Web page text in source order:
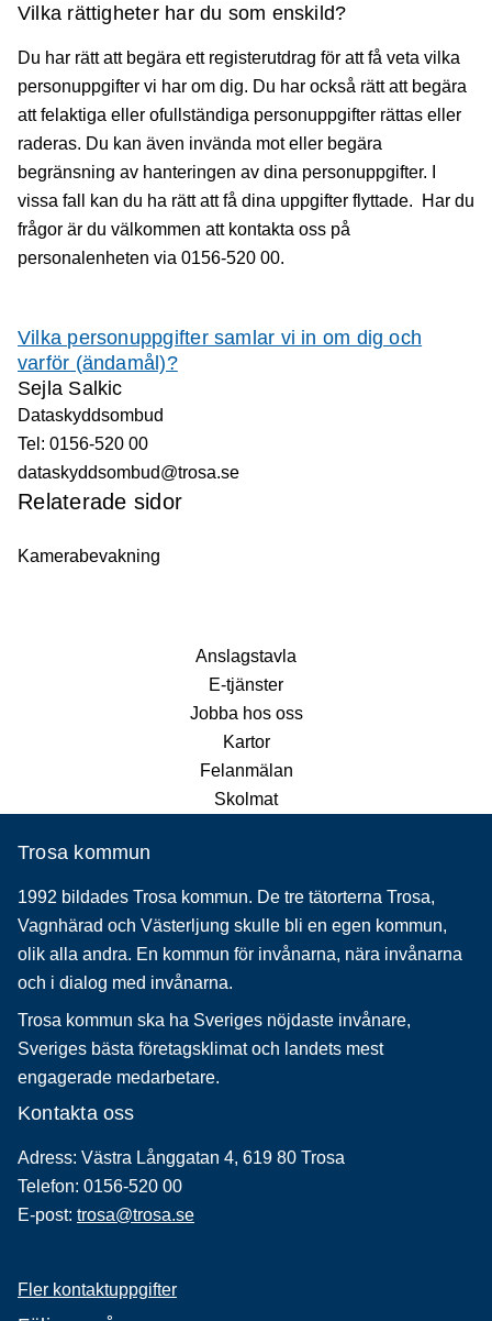
Vilka rättigheter har du som enskild?
Du har rätt att begära ett registerutdrag för att få veta vilka
personuppgifter vi har om dig. Du har också rätt att begära
att felaktiga eller ofullständiga personuppgifter rättas eller
raderas. Du kan även invända mot eller begära
begränsning av hanteringen av dina personuppgifter. I
vissa fall kan du ha rätt att få dina uppgifter flyttade. Har du
frågor är du välkommen att kontakta oss på
personalenheten via 0156-520 00.
Vilka personuppgifter samlar vi in om dig och
varför (ändamål)?
Sejla Salkic
Dataskyddsombud
Tel: 0156-520 00
dataskyddsombud@trosa.se
Relaterade sidor
Kamerabevakning
Anslagstavla
E-tjänster
Jobba hos oss
Kartor
Felanmälan
Skolmat
Trosa kommun
1992 bildades Trosa kommun. De tre tätorterna Trosa,
Vagnhärad och Västerljung skulle bli en egen kommun,
olik alla andra. En kommun för invånarna, nära invånarna
och i dialog med invånarna.
Trosa kommun ska ha Sveriges nöjdaste invånare,
Sveriges bästa företagsklimat och landets mest
engagerade medarbetare.
Kontakta oss
Adress: Västra Långgatan 4, 619 80 Trosa
Telefon: 0156-520 00
E-post: trosa@trosa.se
Fler kontaktuppgifter